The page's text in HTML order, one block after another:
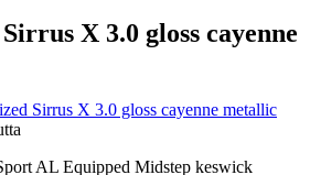
X 3.0 gloss cayenne
Sirrus X 3.0 gloss cayenne metallic